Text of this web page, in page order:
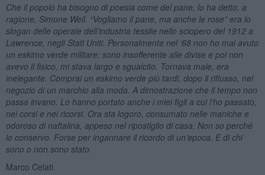
Che il popolo ha bisogno di poesia come del pane, lo ha detto, a
ragione, Simone Weil. “Vogliamo il pane, ma anche le rose” era lo
slogan delle operaie dell’industria tessile nello sciopero del 1912 a
Lawrence, negli Stati Uniti. Personalmente nel ‘68 non ho mai avuto
un eskimo verde militare: sono insofferente alle divise e poi non
avevo il fisico, mi stava largo e sgualcito. Tornava male, era
inelegante. Comprai un eskimo verde più tardi, dopo il riflusso, nel
negozio di un marchio alla moda. A dimostrazione che il tempo non
passa invano. Lo hanno portato anche i miei figli a cui l’ho passato,
nei corsi e nei ricorsi. Ora sta logoro, consumato nelle maniche e
odoroso di naftalina, appeso nel ripostiglio di casa. Non so perché
lo conservo. Forse per ingannare il ricordo di un’epoca. E di chi
sono o non sono stato.
Marco Celati